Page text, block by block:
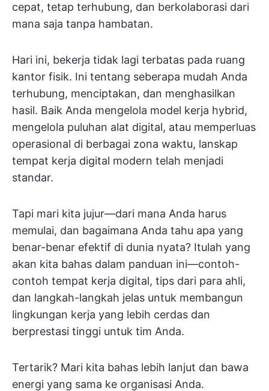
cepat, tetap terhubung, dan berkolaborasi dari
mana saja tanpa hambatan.
Hari ini, bekerja tidak lagi terbatas pada ruang
kantor fisik. Ini tentang seberapa mudah Anda
terhubung, menciptakan, dan menghasilkan
hasil. Baik Anda mengelola model kerja hybrid,
mengelola puluhan alat digital, atau memperluas
operasional di berbagai zona waktu, lanskap
tempat kerja digital modern telah menjadi
standar.
Tapi mari kita jujur—dari mana Anda harus
memulai, dan bagaimana Anda tahu apa yang
benar-benar efektif di dunia nyata? Itulah yang
akan kita bahas dalam panduan ini—contoh-
contoh tempat kerja digital, tips dari para ahli,
dan langkah-langkah jelas untuk membangun
lingkungan kerja yang lebih cerdas dan
berprestasi tinggi untuk tim Anda.
Tertarik? Mari kita bahas lebih lanjut dan bawa
energi yang sama ke organisasi Anda.